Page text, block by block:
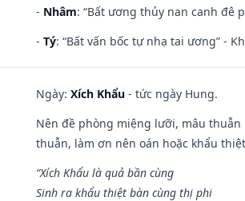
- Nhâm: “Bất ương thủy nan canh đê
- Tý: “Bất vấn bốc tự nhạ tai ương” -
Ngày: Xích Khẩu - tức ngày Hung.
Nên đề phòng miệng lưỡi, mâu thuẫn
thuẫn, làm ơn nên oán hoặc khẩu
“Xích Khẩu là quả bần cùng
Sinh ra khẩu thiệt bàn cùng thị phi